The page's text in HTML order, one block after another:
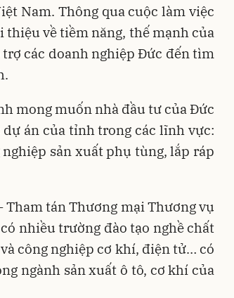
Nam. Thông qua cuộc làm việc
về tiềm năng, thế mạnh của
các doanh nghiệp Đức đến tìm
mong muốn nhà đầu tư của Đức
án của tỉnh trong các lĩnh vực:
nghiệp sản xuất phụ tùng, lắp ráp
Tham tán Thương mại Thương vụ
nhiều trường đào tạo nghề chất
công nghiệp cơ khí, điện tử… có
ngành sản xuất ô tô, cơ khí của